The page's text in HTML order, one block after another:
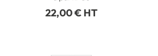
22,00 € HT